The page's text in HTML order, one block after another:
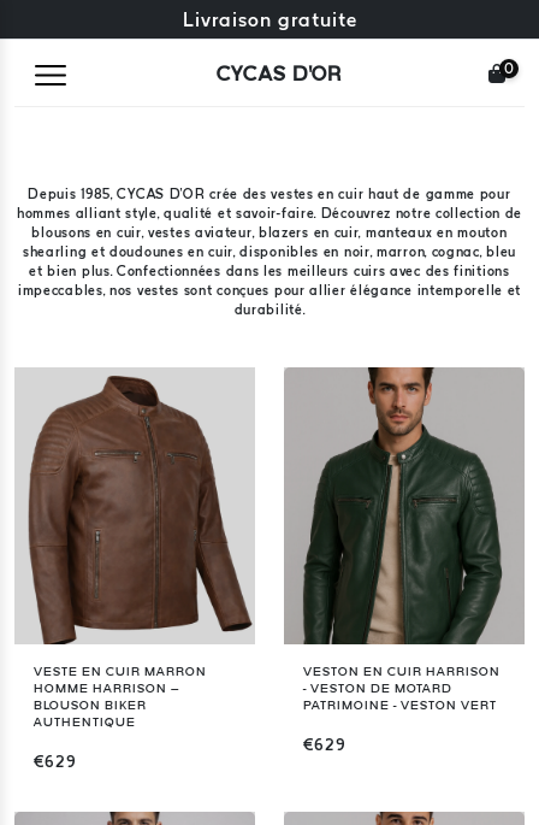
Échange gratuit + retours gratuits
Livraison gratuite
CYCAS D'OR 0
Depuis 1985, CYCAS D'OR crée des vestes en cuir haut de gamme pour
hommes alliant style, qualité et savoir-faire. Découvrez notre collection de
blousons en cuir, vestes aviateur, blazers en cuir, manteaux en mouton
shearling et doudounes en cuir, disponibles en noir, marron, cognac, bleu
et bien plus. Confectionnées dans les meilleurs cuirs avec des finitions
impeccables, nos vestes sont conçues pour allier élégance intemporelle et
durabilité.
VESTE EN CUIR MARRON
HOMME HARRISON –
BLOUSON BIKER
AUTHENTIQUE
€629
VESTON EN CUIR HARRISON
- VESTON DE MOTARD
PATRIMOINE - VESTON VERT
€629